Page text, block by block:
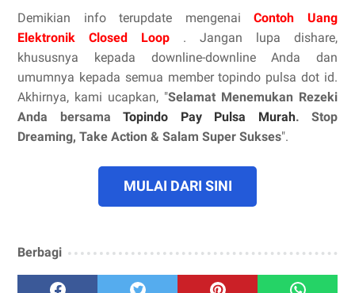
Demikian info terupdate mengenaiContoh Uang
Elektronik Closed Loop . Jangan lupa dishare,
khususnya kepada downline-downline Anda dan
umumnya kepada semua member topindo pulsa dot id.
Akhirnya, kami ucapkan, "Selamat Menemukan Rezeki
Anda bersama Topindo Pay Pulsa Murah. Stop
Dreaming, Take Action & Salam Super Sukses".
MULAI DARI SINI
Berbagi